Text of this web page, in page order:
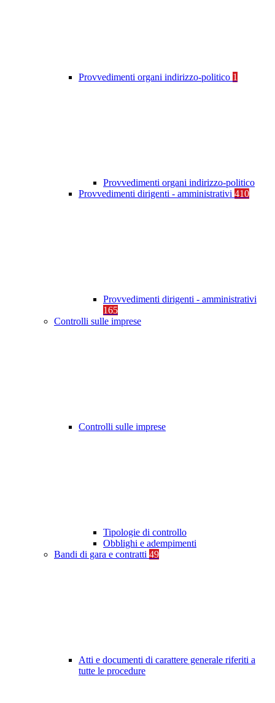
Provvedimenti organi indirizzo-politico 1
Provvedimenti organi indirizzo-politico
Provvedimenti dirigenti - amministrativi 410
Provvedimenti dirigenti - amministrativi
165
Controlli sulle imprese
Controlli sulle imprese
Tipologie di controllo
Obblighi e adempimenti
Bandi di gara e contratti 49
Atti e documenti di carattere generale riferiti a
tutte le procedure